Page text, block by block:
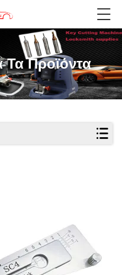
Τα Προϊόντα